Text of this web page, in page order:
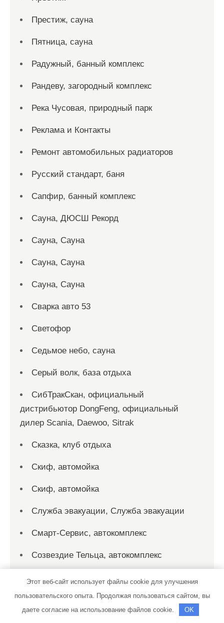
Престиж, сауна
Пятница, сауна
Радужный, банный комплекс
Рандеву, загородный комплекс
Река Чусовая, природный парк
Реклама и Контакты
Ремонт автомобильных радиаторов
Русский стандарт, баня
Сапфир, банный комплекс
Сауна, ДЮСШ Рекорд
Сауна, Сауна
Сауна, Сауна
Сауна, Сауна
Сварка авто 53
Светофор
Седьмое небо, сауна
Серый волк, база отдыха
СибТракСкан, официальный
дистрибьютор DongFeng, официальный
дилер Scania, Daewoo, Sitrak
Сказка, клуб отдыха
Скиф, автомойка
Скиф, автомойка
Служба эвакуации, Служба эвакуации
Смарт-Сервис, автокомплекс
Созвездие Тельца, автокомплекс
СТО на Мельничной
Этот веб-сайт использует файлы cookie для улучшения
пользовательского опыта. Продолжая пользоваться сайтом, вы
даете согласие на использование файлов cookie.
OK